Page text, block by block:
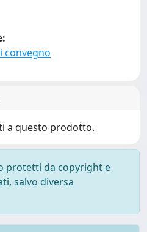
convegno
a questo prodotto.
protetti da copyright e
salvo diversa